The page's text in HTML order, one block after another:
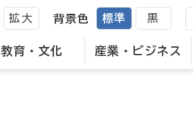
教育・文化 産業・ビジネス
拡大 背景色 標準 黒